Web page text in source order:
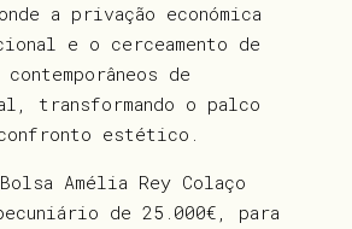
a privação económica
e o cerceamento de
de
transformando o palco
estético.
Amélia Rey Colaço
de 25.000€, para